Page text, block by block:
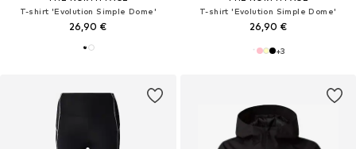
T-shirt 'Evolution Simple Dome'
26,90 €
T-shirt 'Evolution Simple Dome'
26,90 €
+3